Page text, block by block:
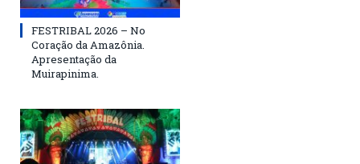
FESTRIBAL 2026 – No
Coração da Amazônia.
Apresentação da
Muirapinima.